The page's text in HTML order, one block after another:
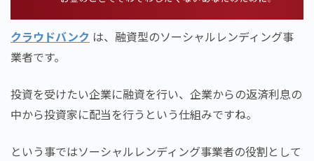
クラウドバンク は、融資型のソーシャルレンディング事
業者です。
投資を受けたい企業に融資を行い、企業からの返済利息の
中から投資家に配当を行うという仕組みですね。
という事ではソーシャルレンディング事業者の役割として